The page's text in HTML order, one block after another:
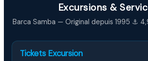
Excursions &
Barca Samba — Original depuis 1995 ⚓
Tickets Excursion